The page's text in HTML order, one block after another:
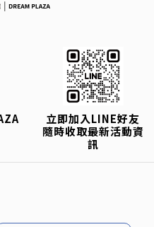
立即加入LINE好友
隨時收取最新活動資
訊